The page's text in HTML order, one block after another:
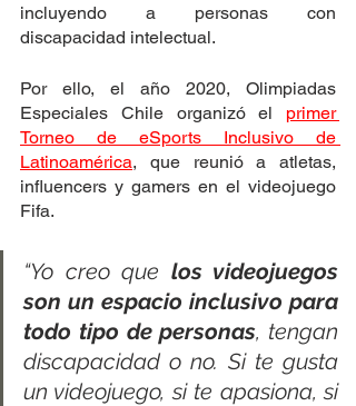
incluyendo a personas con
discapacidad intelectual.
Por ello, el año 2020, Olimpiadas
Especiales Chile organizó el primer
Torneo de eSports Inclusivo de
Latinoamérica, que reunió a atletas,
influencers y gamers en el videojuego
Fifa.
“Yo creo que los videojuegos
son un espacio inclusivo para
todo tipo de personas, tengan
discapacidad o no. Si te gusta
un videojuego, si te apasiona, si